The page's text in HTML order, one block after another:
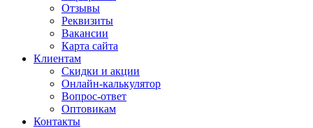
Отзывы
Реквизиты
Вакансии
Карта сайта
Клиентам
Скидки и акции
Онлайн-калькулятор
Вопрос-ответ
Оптовикам
Контакты